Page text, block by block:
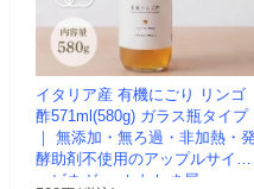
イタリア産 有機にごり リンゴ
酢571ml(580g) ガラス瓶タイプ
｜ 無添加・無ろ過・非加熱・
酵助剤不使用のアップルサイダ
ービネガー -かわしま屋-